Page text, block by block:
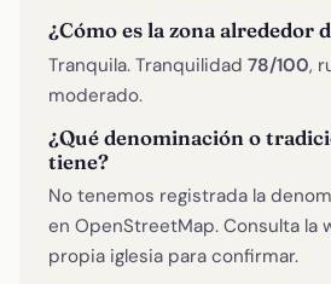
¿Cómo es la zona alrededor
Tranquila. Tranquilidad 78/100,
moderado.
¿Qué denominación o
tiene?
No tenemos registrada la
en OpenStreetMap. Consulta la
propia iglesia para confirmar.